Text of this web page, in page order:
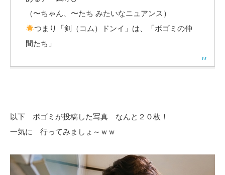
（〜ちゃん、〜たち みたいなニュアンス）
つまり「剣（コム）ドンイ」は、「ボゴミの仲
間たち」
以下 ボゴミが投稿した写真 なんと２０枚！
一気に 行ってみましょ～ｗｗ